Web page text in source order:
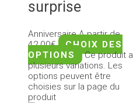
surprise
AnniversaireA partir de
42,00€
CHOIX DES
OPTIONS
Ce produit a
plusieurs variations. Les
options peuvent être
choisies sur la page du
produit